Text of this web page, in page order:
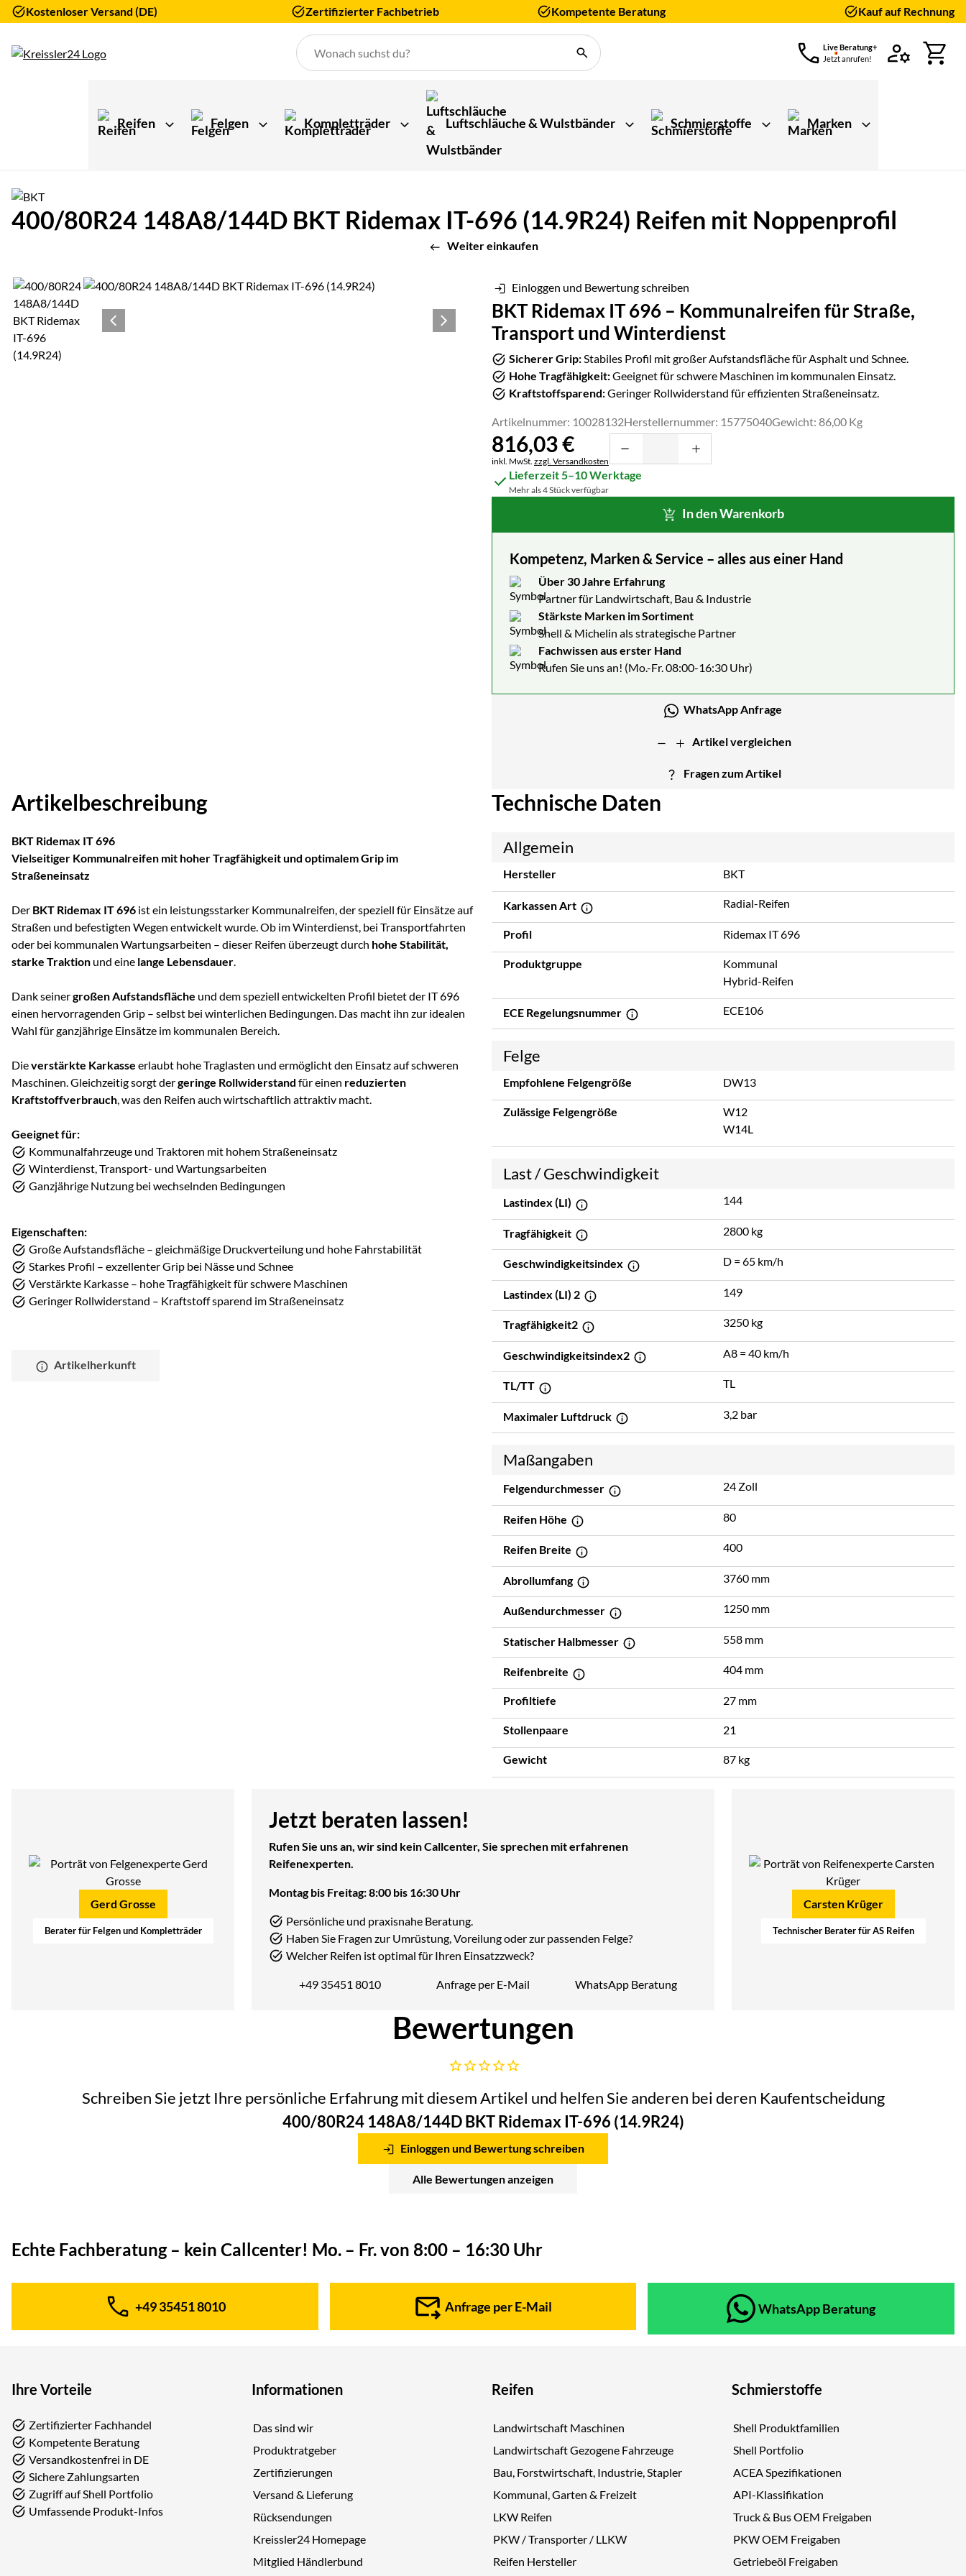
Kostenloser Versand (DE) Zertifizierter Fachbetrieb Kompetente Beratung Kauf auf Rechnung
Live Beratung+
Jetzt anrufen!
Reifen Felgen Kompletträder Luftschläuche & Wulstbänder Schmierstoffe Marken
400/80R24 148A8/144D BKT Ridemax IT-696 (14.9R24) Reifen mit Noppenprofil
Weiter einkaufen
Produktgalerie
Zur Kaufbox springen
Einloggen und Bewertung schreiben
BKT Ridemax IT 696 – Kommunalreifen für Straße,
Transport und Winterdienst
Sicherer Grip:Stabiles Profil mit großer Aufstandsfläche für Asphalt und Schnee.
Hohe Tragfähigkeit:Geeignet für schwere Maschinen im kommunalen Einsatz.
Kraftstoffsparend:Geringer Rollwiderstand für effizienten Straßeneinsatz.
Artikelnummer: 10028132Herstellernummer: 15775040Gewicht: 86,00 Kg
816,03€
Steuerhinweis:
inkl. MwSt. zzgl. Versandkosten
Lieferzeit 5–10 Werktage
Mehr als 4 Stück verfügbar
In den Warenkorb
Kompetenz, Marken & Service – alles aus einer Hand
Über 30 Jahre Erfahrung
Partner für Landwirtschaft, Bau & Industrie
Stärkste Marken im Sortiment
Shell & Michelin als strategische Partner
Fachwissen aus erster Hand
Rufen Sie uns an! (Mo.-Fr. 08:00-16:30 Uhr)
WhatsApp Anfrage
Artikel vergleichen
Fragen zum Artikel
Artikelbeschreibung
BKT Ridemax IT 696
Vielseitiger Kommunalreifen mit hoher Tragfähigkeit und optimalem Grip im
Straßeneinsatz
Der BKT Ridemax IT 696 ist ein leistungsstarker Kommunalreifen, der speziell für Einsätze auf
Straßen und befestigten Wegen entwickelt wurde. Ob im Winterdienst, bei Transportfahrten
oder bei kommunalen Wartungsarbeiten – dieser Reifen überzeugt durch hohe Stabilität,
starke Traktion und eine lange Lebensdauer.
Dank seinergroßen Aufstandsfläche und dem speziell entwickelten Profil bietet der IT 696
einen hervorragenden Grip – selbst bei winterlichen Bedingungen. Das macht ihn zur idealen
Wahl für ganzjährige Einsätze im kommunalen Bereich.
Dieverstärkte Karkasse erlaubt hohe Traglasten und ermöglicht den Einsatz auf schweren
Maschinen. Gleichzeitig sorgt dergeringe Rollwiderstand für einen reduzierten
Kraftstoffverbrauch, was den Reifen auch wirtschaftlich attraktiv macht.
Geeignet für:
Kommunalfahrzeuge und Traktoren mit hohem Straßeneinsatz
Winterdienst, Transport- und Wartungsarbeiten
Ganzjährige Nutzung bei wechselnden Bedingungen
Eigenschaften:
Große Aufstandsfläche – gleichmäßige Druckverteilung und hohe Fahrstabilität
Starkes Profil – exzellenter Grip bei Nässe und Schnee
Verstärkte Karkasse – hohe Tragfähigkeit für schwere Maschinen
Geringer Rollwiderstand – Kraftstoff sparend im Straßeneinsatz
Artikelherkunft
Technische Daten
Allgemein
Hersteller BKT
Karkassen Art Radial-Reifen
Profil Ridemax IT 696
Produktgruppe
Kommunal
Hybrid-Reifen
ECE Regelungsnummer ECE106
Felge
Empfohlene Felgengröße DW13
Zulässige Felgengröße
W12
W14L
Last / Geschwindigkeit
Lastindex (LI) 144
Tragfähigkeit 2800 kg
Geschwindigkeitsindex D = 65 km/h
Lastindex (LI) 2 149
Tragfähigkeit2 3250 kg
Geschwindigkeitsindex2 A8 = 40 km/h
TL/TT TL
Maximaler Luftdruck 3,2 bar
Maßangaben
Felgendurchmesser 24 Zoll
Reifen Höhe 80
Reifen Breite 400
Abrollumfang 3760 mm
Außendurchmesser 1250 mm
Statischer Halbmesser 558 mm
Reifenbreite 404 mm
Profiltiefe 27 mm
Stollenpaare 21
Gewicht 87 kg
Gerd Grosse
Berater für Felgen und Kompletträder
Jetzt beraten lassen!
Rufen Sie uns an, wir sind kein Callcenter, Sie sprechen mit erfahrenen
Reifenexperten.
Montag bis Freitag: 8:00 bis 16:30 Uhr
Persönliche und praxisnahe Beratung.
Haben Sie Fragen zur Umrüstung, Voreilung oder zur passenden Felge?
Welcher Reifen ist optimal für Ihren Einsatzzweck?
Telefon:
+49 35451 8010 Anfrage per E-Mail WhatsApp Beratung
Carsten Krüger
Technischer Berater für AS Reifen
Bewertungen
Noch keine Bewertungen abgegeben
Schreiben Sie jetzt Ihre persönliche Erfahrung mit diesem Artikel und helfen Sie anderen bei deren Kaufentscheidung
400/80R24 148A8/144D BKT Ridemax IT-696 (14.9R24)
Einloggen und Bewertung schreiben
Alle Bewertungen anzeigen
Echte Fachberatung – kein Callcenter! Mo. – Fr. von 8:00 – 16:30 Uhr
Telefon:
+49 35451 8010 Anfrage per E-Mail WhatsApp Beratung
Ihre Vorteile
Zertifizierter Fachhandel
Kompetente Beratung
Versandkostenfrei in DE
Sichere Zahlungsarten
Zugriff auf Shell Portfolio
Umfassende Produkt-Infos
Informationen
Das sind wir
Produktratgeber
Zertifizierungen
Versand & Lieferung
Rücksendungen
Kreissler24 Homepage
Mitglied Händlerbund
Reifen
Landwirtschaft Maschinen
Landwirtschaft Gezogene Fahrzeuge
Bau, Forstwirtschaft, Industrie, Stapler
Kommunal, Garten & Freizeit
LKW Reifen
PKW / Transporter / LLKW
Reifen Hersteller
Schmierstoffe
Shell Produktfamilien
Shell Portfolio
ACEA Spezifikationen
API-Klassifikation
Truck & Bus OEM Freigaben
PKW OEM Freigaben
Getriebeöl Freigaben